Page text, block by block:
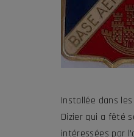
Installée dans
Dizier qui a fêté
intéressées par